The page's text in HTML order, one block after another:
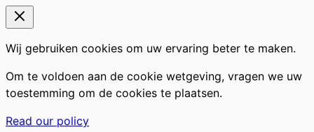
Wij gebruiken cookies om uw ervaring beter te maken.
Om te voldoen aan de cookie wetgeving, vragen we uw
toestemming om de cookies te plaatsen.
Read our policy